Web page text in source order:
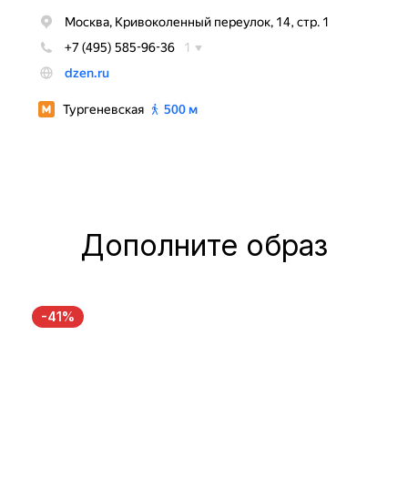
Дополните образ
-41%